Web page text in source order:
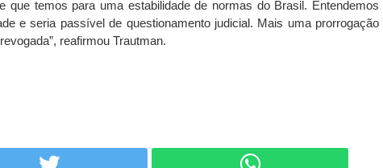
que temos para uma estabilidade de normas do Brasil. Entendemos
e seria passível de questionamento judicial. Mais uma prorrogação
reafirmou Trautman.